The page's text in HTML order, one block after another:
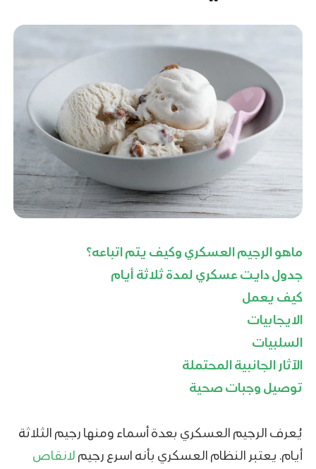
ماهو الرجيم العسكري وكيف يتم اتباعه؟
جدول دايت عسكري لمدة ثلاثة أيام
كيف يعمل
الايجابيات
السلبيات
الآثار الجانبية المحتملة
توصيل وجبات صحية
يُعرف الرجيم العسكري بعدة أسماء ومنها رجيم الثلاثة
أيام. يعتبر النظام العسكري بأنه اسرع رجيم لانقاص